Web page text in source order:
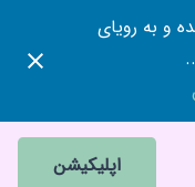
قورت بده و به رویای
اپلیکیشن